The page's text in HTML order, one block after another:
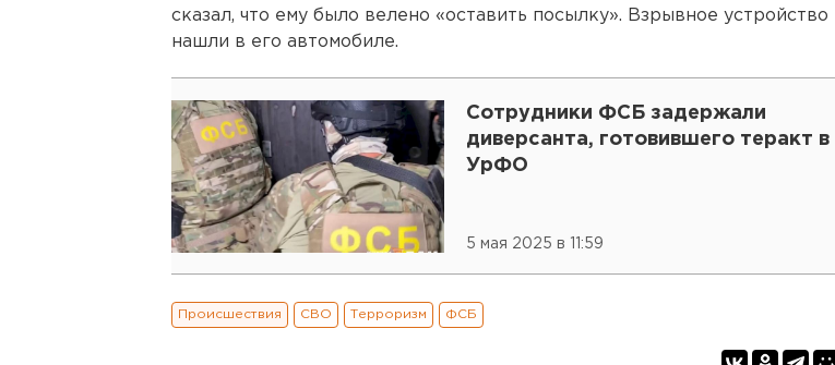
сказал, что ему было велено «оставить посылку». Взрывное устройство
нашли в его автомобиле.
Сотрудники ФСБ задержали
диверсанта, готовившего теракт в
УрФО
5 мая 2025 в 11:59
Происшествия СВО Терроризм ФСБ